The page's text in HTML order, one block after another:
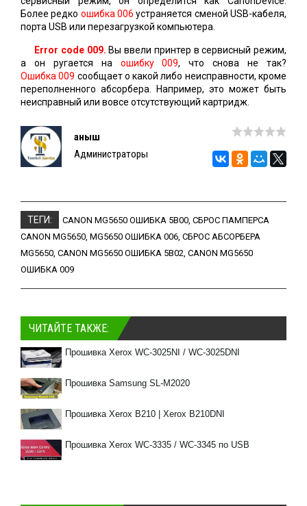
Более редко ошибка 006 устраняется сменой USB-кабеля,
порта USB или перезагрузкой компьютера.
Error code 009. Вы ввели принтер в сервисный режим,
а он ругается на ошибку 009, что снова не так?
Ошибка 009 сообщает о какой либо неисправности, кроме
переполненного абсорбера. Например, это может быть
неисправный или вовсе отсутствующий картридж.
Қаныш
Администраторы
ТЕГИ: CANON MG5650 ОШИБКА 5B00, СБРОС ПАМПЕРСА
CANON MG5650, MG5650 ОШИБКА 006, СБРОС АБСОРБЕРА
MG5650, CANON MG5650 ОШИБКА 5B02, CANON MG5650
ОШИБКА 009
ЧИТАЙТЕ ТАКЖЕ:
Прошивка Xerox WC-3025NI / WC-3025DNI
Прошивка Samsung SL-M2020
Прошивка Xerox B210 | Xerox B210DNI
Прошивка Xerox WC-3335 / WC-3345 по USB